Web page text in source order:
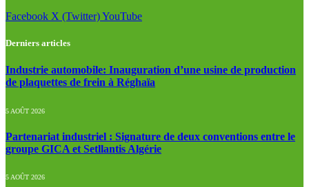
Facebook X (Twitter)YouTube
Derniers articles
Industrie automobile: Inauguration d’une usine de production
de plaquettes de frein à Réghaïa
5 AOÛT 2026
Partenariat industriel : Signature de deux conventions entre le
groupe GICA et Setllantis Algérie
5 AOÛT 2026